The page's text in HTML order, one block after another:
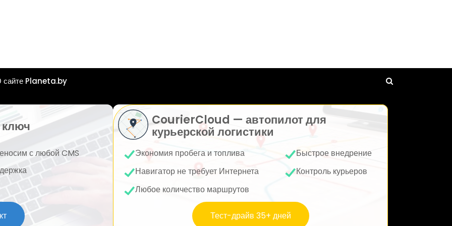
сайте Planeta.by
с любой CMS
CourierCloud — автопилот для
курьерской логистики
Экономия пробега и топлива
Быстрое внедрение
Навигатор не требует Интернета
Контроль курьеров
Любое количество маршрутов
Тест-драйв 35+ дней